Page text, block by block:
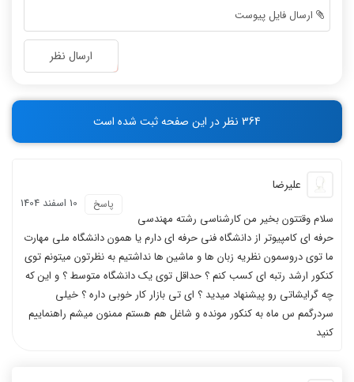
-
-
-
ارسال نظر
364 نظر در این صفحه ثبت شده است
علیرضا
10 اسفند 1404 پاسخ
سلام وقتتون بخیر من کارشناسی رشته مهندسی
حرفه ای کامپیوتر از دانشگاه فنی حرفه ای دارم یا همون دانشگاه ملی مهارت
ما توی دروسمون نظریه زبان ها و ماشین ها نداشتیم به نظرتون میتونم توی
کنکور ارشد رتبه ای کسب کنم ؟ حداقل توی یک دانشگاه متوسط ؟ و این که
چه گرایشاتی رو پیشنهاد میدید ؟ ای تی بازار کار خوبی داره ؟ خیلی
سردرگمم س ماه به کنکور مونده و شاغل هم هستم ممنون میشم راهنماییم
کنید